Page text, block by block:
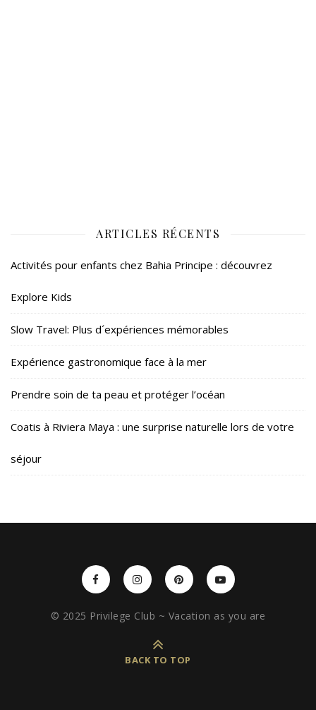
ARTICLES RÉCENTS
Activités pour enfants chez Bahia Principe : découvrez
Explore Kids
Slow Travel: Plus d´expériences mémorables
Expérience gastronomique face à la mer
Prendre soin de ta peau et protéger l’océan
Coatis à Riviera Maya : une surprise naturelle lors de votre
séjour
© 2025 Privilege Club ~ Vacation as you are
BACK TO TOP